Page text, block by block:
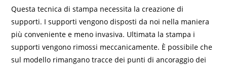
Questa tecnica di stampa necessita la creazione di
supporti. I supporti vengono disposti da noi nella maniera
più conveniente e meno invasiva. Ultimata la stampa i
supporti vengono rimossi meccanicamente. È possibile che
sul modello rimangano tracce dei punti di ancoraggio dei